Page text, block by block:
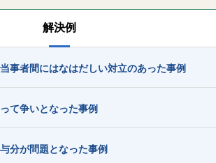
解決例
事者間にはなはだしい対立のあった事例
て争いとなった事例
分が問題となった事例